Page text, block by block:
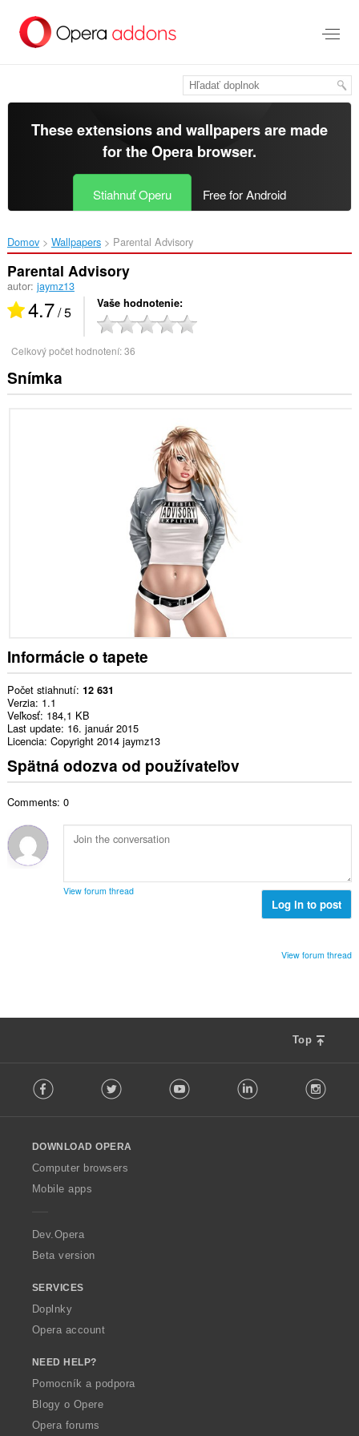
hlavný
These extensions and wallpapers are made
for theOpera browser.
Stiahnuť Operu Free for Android
Domov Wallpapers Parental Advisory‎
Parental Advisory
autor: jaymz13
4.7/ 5 Vaše hodnotenie
Celkový počet hodnotení:36
Snímka
Informácie o tapete
Počet stiahnutí 12 631
Verzia 1.1
Veľkosť 184,1 KB
Last update 16. január 2015
Licencia Copyright 2014 jaymz13
Spätná odozva od používateľov
Comments: 0
View forum thread
Log in to post
View forum thread
Top
o
w
O
p
a
Facebook Twitter Youtube LinkedIn
DOWNLOAD OPERA
Computer browsers
Mobile apps
Dev.Opera
Beta version
SERVICES
Doplnky
Opera account
NEED HELP?
Pomocník a podpora
Blogy o Opere
Opera forums